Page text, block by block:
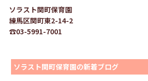
ソラスト関町保育園
練馬区関町東2-14-2
☎03-5991-7001
ソラスト関町保育園の新着ブログ